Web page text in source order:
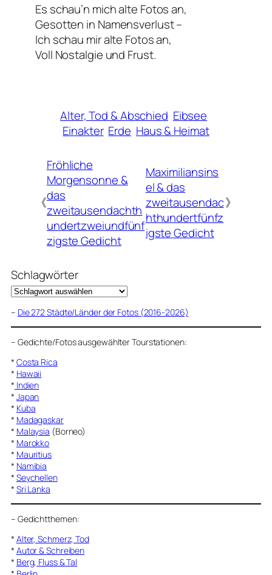
Es schau’n mich alte Fotos an,
Gesotten in Namensverlust –
Ich schau mir alte Fotos an,
Voll Nostalgie und Frust.
Alter, Tod & Abschied Eibsee
Einakter Erde Haus & Heimat
《
Fröhliche
Morgensonne &
das
zweitausendachth
undertzweiundfünf
zigste Gedicht
Maximiliansins
el & das
zweitausendac
hthundertfünfz
igste Gedicht
》
Schlagwörter
– Die 272 Städte/Länder der Fotos (2016-2026)
– Gedichte/Fotos ausgewählter Tourstationen:
* Costa Rica
* Hawaii
* Indien
* Japan
* Kuba
* Madagaskar
* Malaysia (Borneo)
* Marokko
* Mauritius
* Namibia
* Seychellen
* Sri Lanka
– Gedichtthemen:
* Alter, Schmerz, Tod
* Autor & Schreiben
* Berg, Fluss & Tal